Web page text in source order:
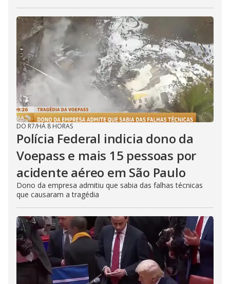
DO R7/HÁ 8 HORAS
Polícia Federal indicia dono da
Voepass e mais 15 pessoas por
acidente aéreo em São Paulo
Dono da empresa admitiu que sabia das falhas técnicas
que causaram a tragédia